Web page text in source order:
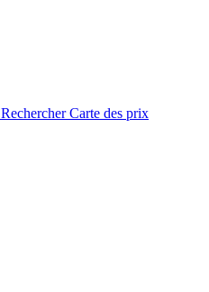
Rechercher Carte des prix